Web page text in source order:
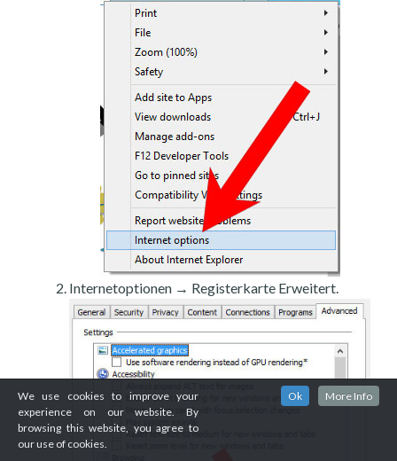
Internetoptionen → Registerkarte Erweitert.
We use cookies to improve your
experience on our website. By
browsing this website, you agree to
our use of cookies.
Ok More Info